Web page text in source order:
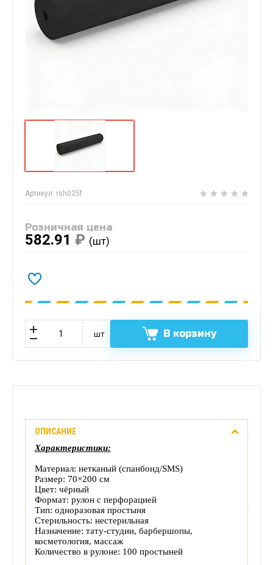
Артикул: rsh025f
Розничная цена
582.91 ₽ (шт)
шт В корзину
Отзывы
(0)
Доставка
этого
товара
ОПИСАНИЕ
Характеристики:
Материал: нетканый (спанбонд/SMS)
Размер: 70×200 см
Цвет: чёрный
Формат: рулон с перфорацией
Тип: одноразовая простыня
Стерильность: нестерильная
Назначение: тату‑студии, барбершопы,
косметология, массаж
Количество в рулоне: 100 простыней